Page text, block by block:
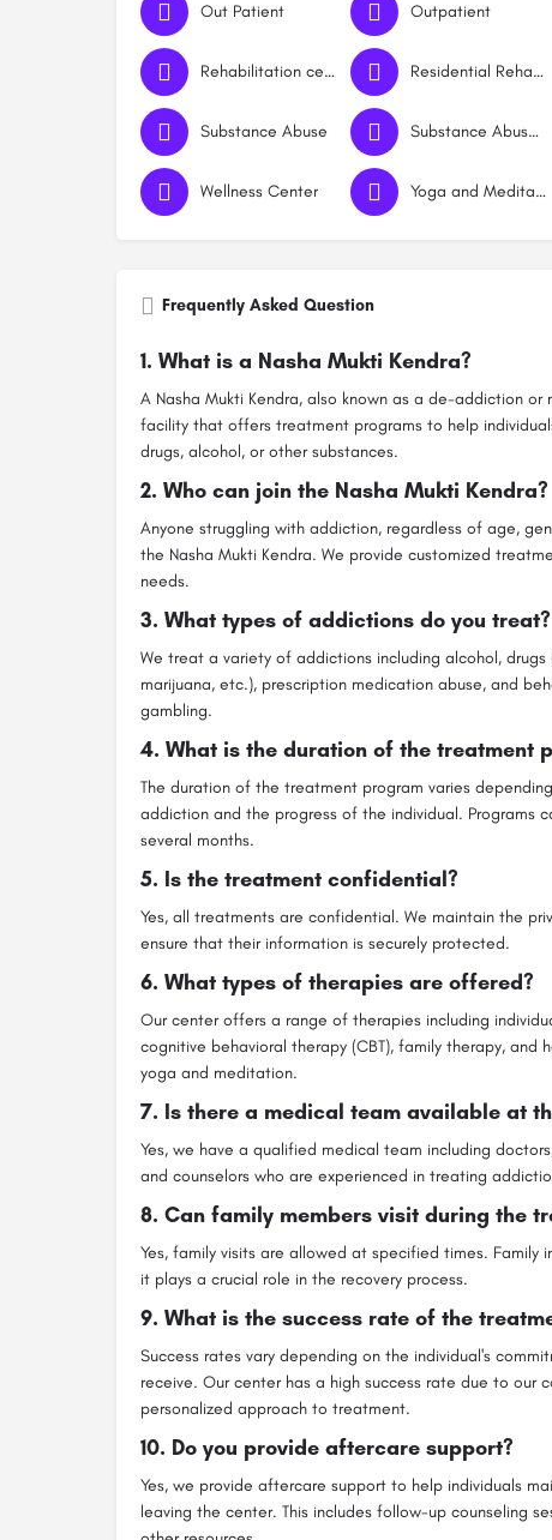
Out Patient Outpatient
Rehabilitation centre Residential Rehabilitation
Substance Abuse Substance Abuse Counselling
Wellness Center Yoga and Meditation
Frequently Asked Question
1. What is a Nasha Mukti Kendra?
A Nasha Mukti Kendra, also known as a de-addiction
facility that offers treatment programs to help
drugs, alcohol, or other substances.
2. Who can join the Nasha Mukti Kendra?
Anyone struggling with addiction, regardless of age,
the Nasha Mukti Kendra. We provide customized
needs.
3. What types of addictions do you treat?
We treat a variety of addictions including alcohol, drugs
marijuana, etc.), prescription medication abuse, and
gambling.
4. What is the duration of the treatment
The duration of the treatment program varies
addiction and the progress of the individual. Programs
several months.
5. Is the treatment confidential?
Yes, all treatments are confidential. We maintain the
ensure that their information is securely protected.
6. What types of therapies are offered?
Our center offers a range of therapies including
cognitive behavioral therapy (CBT), family therapy, and
yoga and meditation.
7. Is there a medical team available at
Yes, we have a qualified medical team including
and counselors who are experienced in treating
8. Can family members visit during the
Yes, family visits are allowed at specified times. Family
it plays a crucial role in the recovery process.
9. What is the success rate of the
Success rates vary depending on the individual's
receive. Our center has a high success rate due to our
personalized approach to treatment.
10. Do you provide aftercare support?
Yes, we provide aftercare support to help individuals
leaving the center. This includes follow-up counseling